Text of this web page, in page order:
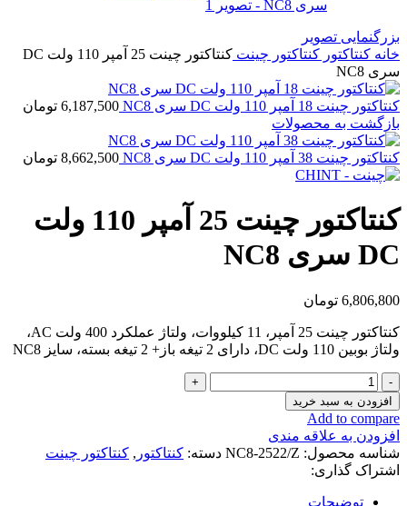
بزرگنمایی تصویر
خانه کنتاکتور کنتاکتور چینت
کنتاکتور چینت 25 آمپر 110 ولت DC
سری NC8
کنتاکتور چینت 18 آمپر 110 ولت DC سری NC8 6,187,500 تومان
بازگشت به محصولات
کنتاکتور چینت 38 آمپر 110 ولت DC سری NC8 8,662,500 تومان
کنتاکتور چینت 25 آمپر 110 ولت
DC سری NC8
6,806,800 تومان
کنتاکتور چینت 25 آمپر، 11 کیلووات، ولتاژ عملکرد 400 ولت AC،
ولتاژ بوبین 110 ولت DC، دارای 2 تیغه باز+ 2 تیغه بسته، سایز NC8
کنتاکتور
چینت
25
آمپر
110
ولت
DC
سری
افزودن به سبد خرید
Add to compare
افزودن به علاقه مندی
شناسه محصول: NC8-2522/Z دسته: کنتاکتور , کنتاکتور چینت
اشتراک گذاری:
توضیحات